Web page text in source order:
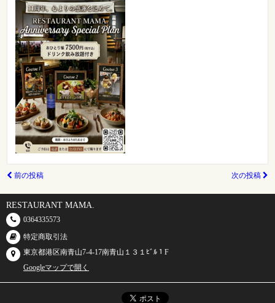
前の投稿 次の投稿
RESTAURANT MAMA.
0364335573
特定商取引法
東京都港区南青山7-4-17南青山１３１ﾋﾞﾙ１F
Googleマップで開く